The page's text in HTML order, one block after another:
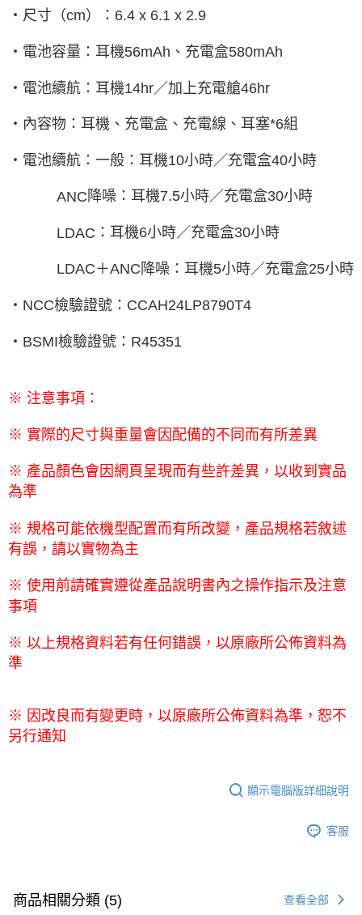
‧尺寸（cm）： 6.4 x 6.1 x 2.9
‧電池容量：耳機56mAh 、充電盒580mAh
‧電池續航：耳機14hr／加上充電艙46hr
‧內容物：耳機、充電盒、充電線、耳塞*6組
‧電池續航：一般：耳機10小時／充電盒40小時
ANC 降噪：耳機7.5小時／充電盒30小時
LDAC ：耳機6小時／充電盒30小時
LDAC＋ANC 降噪：耳機5小時／充電盒25小時
‧ NCC檢驗證號： CCAH24LP8790T4
‧ BSMI檢驗證號： R45351
※ 注意事項：
※ 實際的尺寸與重量會因配備的不同而有所差異
※ 產品顏色會因網頁呈現而有些許差異，以收到實品
為準
※ 規格可能依機型配置而有所改變，產品規格若敘述
有誤，請以實物為主
※ 使用前請確實遵從產品說明書內之操作指示及注意
事項
※ 以上規格資料若有任何錯誤，以原廠所公佈資料為
準
※ 因改良而有變更時，以原廠所公佈資料為準，恕不
另行通知
顯示電腦版詳細說明
客服
商品相關分類 (5) 查看全部